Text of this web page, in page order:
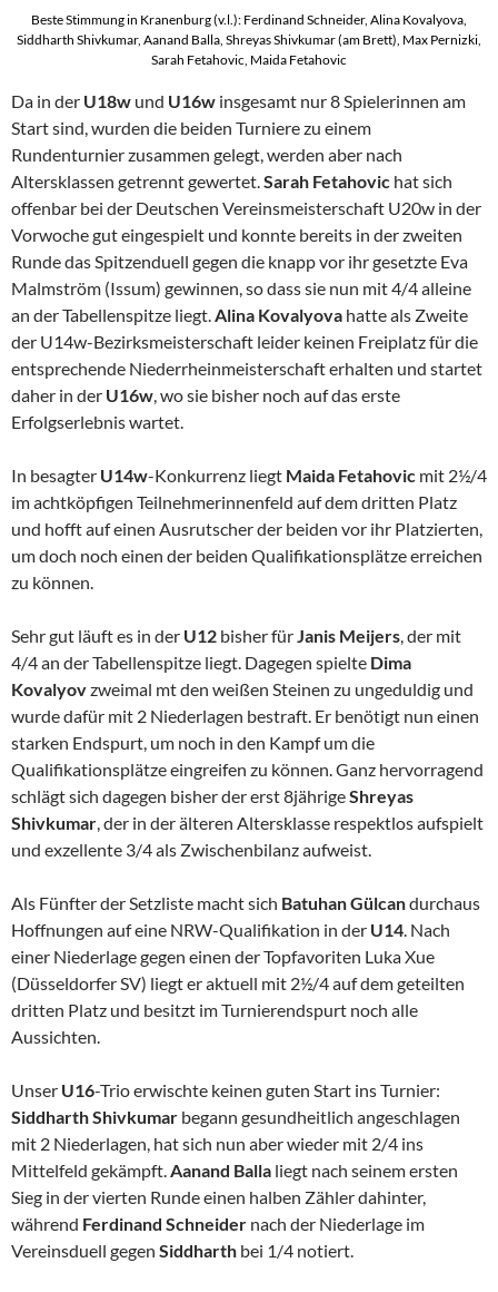
Beste Stimmung in Kranenburg (v.l.): Ferdinand Schneider, Alina Kovalyova,
Siddharth Shivkumar, Aanand Balla, Shreyas Shivkumar (am Brett), Max Pernizki,
Sarah Fetahovic, Maida Fetahovic
Da in der U18w und U16w insgesamt nur 8 Spielerinnen am
Start sind, wurden die beiden Turniere zu einem
Rundenturnier zusammen gelegt, werden aber nach
Altersklassen getrennt gewertet.Sarah Fetahovic hat sich
offenbar bei der Deutschen Vereinsmeisterschaft U20w in der
Vorwoche gut eingespielt und konnte bereits in der zweiten
Runde das Spitzenduell gegen die knapp vor ihr gesetzte Eva
Malmström (Issum) gewinnen, so dass sie nun mit 4/4 alleine
an der Tabellenspitze liegt.Alina Kovalyova hatte als Zweite
der U14w-Bezirksmeisterschaft leider keinen Freiplatz für die
entsprechende Niederrheinmeisterschaft erhalten und startet
daher in der U16w, wo sie bisher noch auf das erste
Erfolgserlebnis wartet.
In besagter U14w-Konkurrenz liegt Maida Fetahovic mit 2½/4
im achtköpfigen Teilnehmerinnenfeld auf dem dritten Platz
und hofft auf einen Ausrutscher der beiden vor ihr Platzierten,
um doch noch einen der beiden Qualifikationsplätze erreichen
zu können.
Sehr gut läuft es in der U12 bisher fürJanis Meijers, der mit
4/4 an der Tabellenspitze liegt. Dagegen spielte Dima
Kovalyovzweimal mt den weißen Steinen zu ungeduldig und
wurde dafür mit 2 Niederlagen bestraft. Er benötigt nun einen
starken Endspurt, um noch in den Kampf um die
Qualifikationsplätze eingreifen zu können. Ganz hervorragend
schlägt sich dagegen bisher der erst 8jährigeShreyas
Shivkumar, der in der älteren Altersklasse respektlos aufspielt
und exzellente 3/4 als Zwischenbilanz aufweist.
Als Fünfter der Setzliste macht sich Batuhan Gülcandurchaus
Hoffnungen auf eine NRW-Qualifikation in der U14. Nach
einer Niederlage gegen einen der Topfavoriten Luka Xue
(Düsseldorfer SV) liegt er aktuell mit 2½/4 auf dem geteilten
dritten Platz und besitzt im Turnierendspurt noch alle
Aussichten.
Unser U16-Trio erwischte keinen guten Start ins Turnier:
Siddharth Shivkumar begann gesundheitlich angeschlagen
mit 2 Niederlagen, hat sich nun aber wieder mit 2/4 ins
Mittelfeld gekämpft.Aanand Balla liegt nach seinem ersten
Sieg in der vierten Runde einen halben Zähler dahinter,
während Ferdinand Schneider nach der Niederlage im
Vereinsduell gegen Siddharth bei 1/4 notiert.